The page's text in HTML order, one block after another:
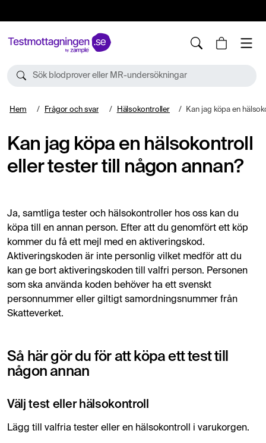
Sök blodprover eller MR-undersökningar
Hem Frågor och svar Hälsokontroller Kan jag köpa en hälsokontroll eller
Kan jag köpa en hälsokontroll
eller tester till någon annan?
Ja, samtliga tester och hälsokontroller hos oss kan du
köpa till en annan person. Efter att du genomfört ett köp
kommer du få ett mejl med en aktiveringskod.
Aktiveringskoden är inte personlig vilket medför att du
kan ge bort aktiveringskoden till valfri person. Personen
som ska använda koden behöver ha ett svenskt
personnummer eller giltigt samordningsnummer från
Skatteverket.
Så här gör du för att köpa ett test till
någon annan
Välj test eller hälsokontroll
Lägg till valfria tester eller en hälsokontroll i varukorgen.